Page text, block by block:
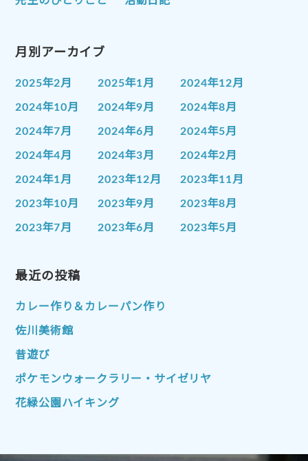
月別アーカイブ
2025年2月 2025年1月 2024年12月
2024年10月 2024年9月 2024年8月
2024年7月 2024年6月 2024年5月
2024年4月 2024年3月 2024年2月
2024年1月 2023年12月 2023年11月
2023年10月 2023年9月 2023年8月
2023年7月 2023年6月 2023年5月
2023年1月
2022年10月 2022年9月
2022年7月
2022年4月
2022年1月 2021年12月 2021年11月
2021年10月 2021年9月
最近の投稿
カレー作り＆カレーパン作り
佐川美術館
昔遊び
ポケモンウォークラリー・サイゼリヤ
花緑公園ハイキング